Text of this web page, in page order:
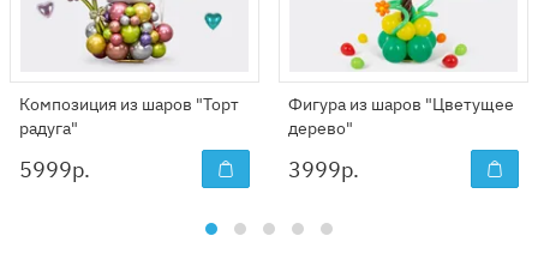
Композиция из шаров "Торт
радуга"
5999р.
Фигура из шаров "Цветущее
дерево"
3999р.